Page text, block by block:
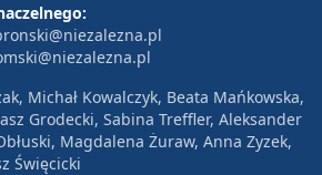
Michał Kowalczyk, Beata Mańkowska,
Grodecki, Sabina Treffler, Aleksander
Magdalena Żuraw, Anna Zyzek,
Święcicki